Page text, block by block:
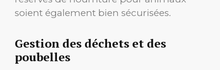
soient également bien sécurisées.
Gestion des déchets et des
poubelles